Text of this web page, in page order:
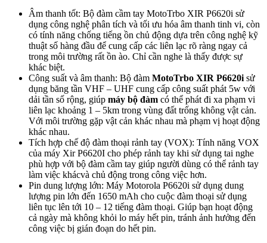
Âm thanh tốt: Bộ đàm cầm tay MotoTrbo XIR P6620i sử
dụng công nghệ phân tích và tối ưu hóa âm thanh tinh vi, còn
có tính năng chống tiếng ồn chủ động dựa trên công nghệ kỹ
thuật số hàng đầu để cung cấp các liên lạc rõ ràng ngay cả
trong môi trường rất ồn ào. Chỉ cần nghe là thấy được sự
khác biệt.
Công suất và âm thanh: Bộ đàm MotoTrbo XIR P6620i sử
dụng băng tần VHF – UHF cung cấp công suất phát 5w với
dải tần số rộng, giúp máy bộ đàm có thể phát đi xa phạm vi
liên lạc khoảng 1 – 5km trong vùng đất trống không vật cản.
Với môi trường gặp vật cản khác nhau mà phạm vị hoạt động
khác nhau.
Tích hợp chế độ đàm thoại rảnh tay (VOX): Tính năng VOX
của máy Xir P6620I cho phép rảnh tay khi sử dụng tai nghe
phù hợp với bộ đàm cầm tay giúp người dùng có thể rảnh tay
làm việc khácvà chủ động trong công việc hơn.
Pin dung lượng lớn: Máy Motorola P6620i sử dụng dung
lượng pin lớn đến 1650 mAh cho cuộc đàm thoại sử dụng
liên tục lên tới 10 – 12 tiếng đàm thoại. Giúp bạn hoạt động
cả ngày mà không khỏi lo máy hết pin, tránh ảnh hưởng đến
công việc bị gián đoạn do hết pin.